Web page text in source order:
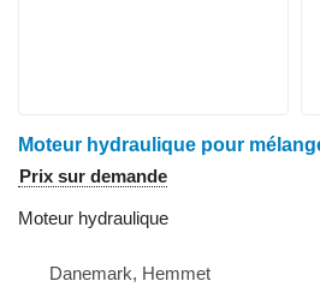
Prix sur demande
Moteur hydraulique
Danemark, Hemmet